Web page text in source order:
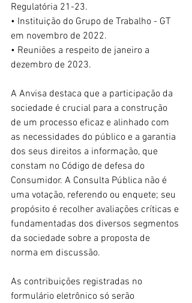
Regulatória 21-23.
• Instituição do Grupo de Trabalho - GT
em novembro de 2022.
• Reuniões a respeito de janeiro a
dezembro de 2023.
A Anvisa destaca que a participação da
sociedade é crucial para a construção
de um processo eficaz e alinhado com
as necessidades do público e a garantia
dos seus direitos a informação, que
constam no Código de defesa do
Consumidor. A Consulta Pública não é
uma votação, referendo ou enquete; seu
propósito é recolher avaliações críticas e
fundamentadas dos diversos segmentos
da sociedade sobre a proposta de
norma em discussão.
As contribuições registradas no
formulário eletrônico só serão